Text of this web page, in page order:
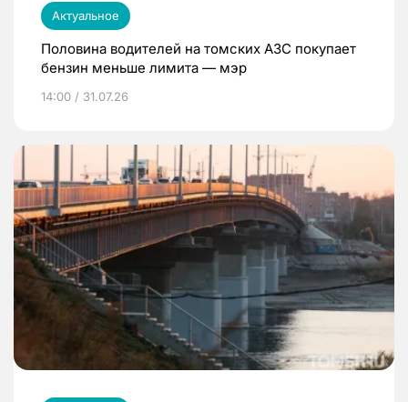
Актуальное
Половина водителей на томских АЗС покупает
бензин меньше лимита — мэр
14:00 / 31.07.26